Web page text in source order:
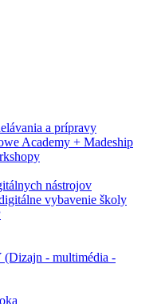
a prípravy
Academy + Madeship
nástrojov
vybavenie školy
- multimédia -